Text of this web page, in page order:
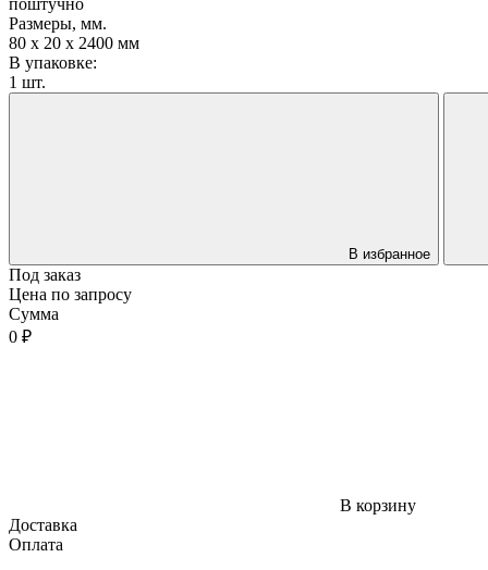
Размеры, мм.
80 х 20 х 2400 мм
В упаковке:
1 шт.
В избранное
Под заказ
Цена по запросу
Сумма
0 ₽
В корзину
Доставка
Оплата